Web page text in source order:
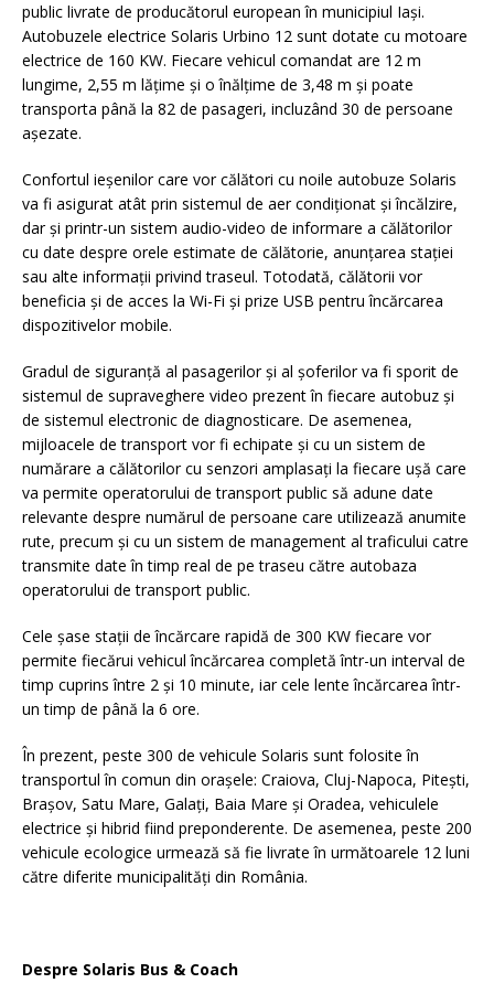
public livrate de producătorul european în municipiul Iași.
Autobuzele electrice Solaris Urbino 12 sunt dotate cu motoare
electrice de 160 KW. Fiecare vehicul comandat are 12 m
lungime, 2,55 m lățime și o înălțime de 3,48 m și poate
transporta până la 82 de pasageri, incluzând 30 de persoane
așezate.
Confortul ieșenilor care vor călători cu noile autobuze Solaris
va fi asigurat atât prin sistemul de aer condiționat și încălzire,
dar și printr-un sistem audio-video de informare a călătorilor
cu date despre orele estimate de călătorie, anunțarea stației
sau alte informații privind traseul. Totodată, călătorii vor
beneficia și de acces la Wi-Fi și prize USB pentru încărcarea
dispozitivelor mobile.
Gradul de siguranță al pasagerilor și al șoferilor va fi sporit de
sistemul de supraveghere video prezent în fiecare autobuz și
de sistemul electronic de diagnosticare. De asemenea,
mijloacele de transport vor fi echipate și cu un sistem de
numărare a călătorilor cu senzori amplasați la fiecare ușă care
va permite operatorului de transport public să adune date
relevante despre numărul de persoane care utilizează anumite
rute, precum și cu un sistem de management al traficului catre
transmite date în timp real de pe traseu către autobaza
operatorului de transport public.
Cele șase stații de încărcare rapidă de 300 KW fiecare vor
permite fiecărui vehicul încărcarea completă într-un interval de
timp cuprins între 2 și 10 minute, iar cele lente încărcarea într-
un timp de până la 6 ore.
În prezent, peste 300 de vehicule Solaris sunt folosite în
transportul în comun din orașele: Craiova, Cluj-Napoca, Pitești,
Brașov, Satu Mare, Galați, Baia Mare și Oradea, vehiculele
electrice și hibrid fiind preponderente. De asemenea, peste 200
vehicule ecologice urmează să fie livrate în următoarele 12 luni
către diferite municipalități din România.
Despre Solaris Bus & Coach